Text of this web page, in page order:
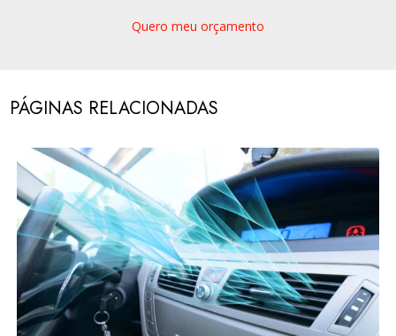
Quero meu orçamento
PÁGINAS RELACIONADAS